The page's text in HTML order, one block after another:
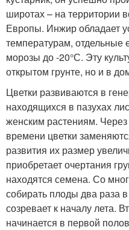
широтах – на территории
Европы. Инжир обладает
температурам,
морозы до -20°С. Эту
открытом грунте, но и в
Цветки развиваются в
находящихся в пазухах
женским растениям.
времени цветки
развития их размер
приобретает очертания
находятся семена. Со
собирать плоды два раза
созревает к началу лета.
начинается в первой